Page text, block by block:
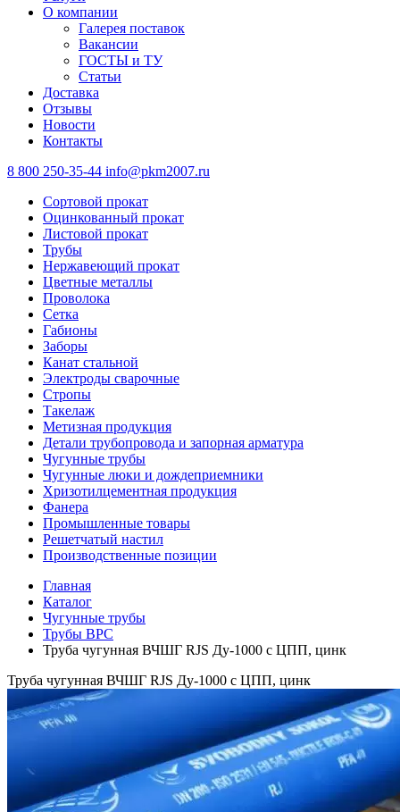
О компании
Галерея поставок
Вакансии
ГОСТЫ и ТУ
Статьи
Доставка
Отзывы
Новости
Контакты
8 800 250-35-44 info@pkm2007.ru
Сортовой прокат
Оцинкованный прокат
Листовой прокат
Трубы
Нержавеющий прокат
Цветные металлы
Проволока
Сетка
Габионы
Заборы
Канат стальной
Электроды сварочные
Стропы
Такелаж
Метизная продукция
Детали трубопровода и запорная арматура
Чугунные трубы
Чугунные люки и дождеприемники
Хризотилцементная продукция
Фанера
Промышленные товары
Решетчатый настил
Производственные позиции
Главная
Каталог
Чугунные трубы
Трубы ВРС
Труба чугунная ВЧШГ RJS Ду-1000 с ЦПП, цинк
Труба чугунная ВЧШГ RJS Ду-1000 с ЦПП, цинк